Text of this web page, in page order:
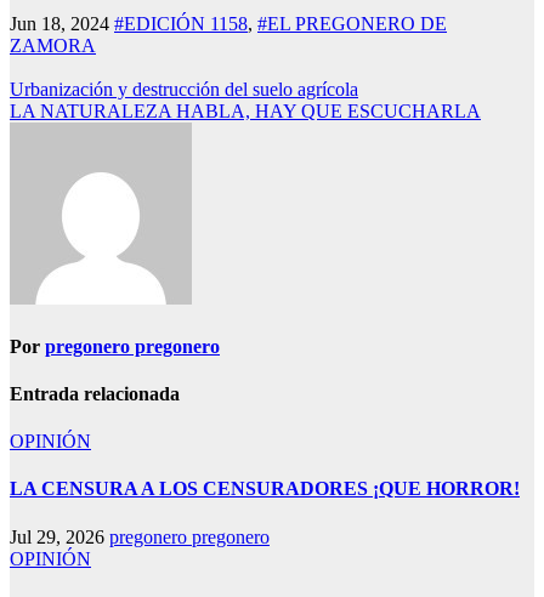
Jun 18, 2024 #EDICIÓN 1158, #EL PREGONERO DE
ZAMORA
Navegación
de
Urbanización y destrucción del suelo agrícola
LA NATURALEZA HABLA, HAY QUE ESCUCHARLA
Por pregonero pregonero
Entrada relacionada
OPINIÓN
LA CENSURA A LOS CENSURADORES ¡QUE HORROR!
Jul 29, 2026 pregonero pregonero
OPINIÓN